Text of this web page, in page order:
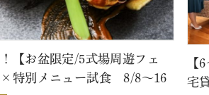
【お盆限定/5式場周遊フェ
×特別メニュー試食 8/8～16
【
宅